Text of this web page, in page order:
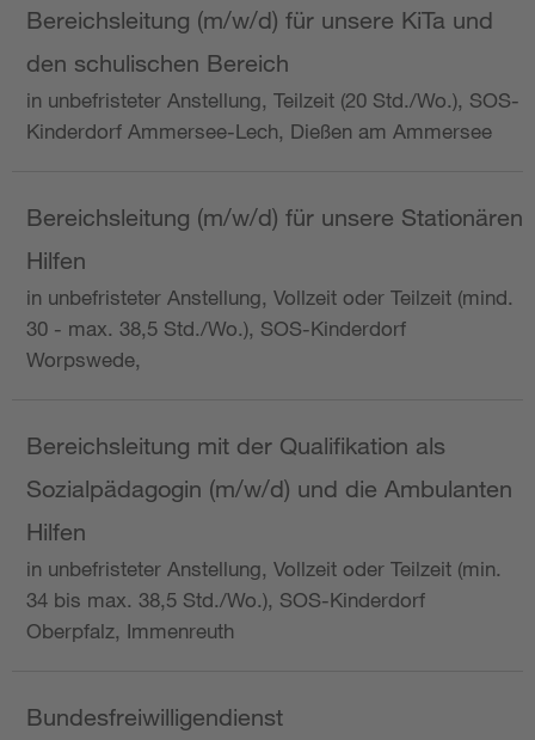
Bereichsleitung (m/w/d) für unsere KiTa und
den schulischen Bereich
in unbefristeter Anstellung, Teilzeit (20 Std./Wo.), SOS-
Kinderdorf Ammersee-Lech, Dießen am Ammersee
Bereichsleitung (m/w/d) für unsere Stationären
Hilfen
in unbefristeter Anstellung, Vollzeit oder Teilzeit (mind.
30 - max. 38,5 Std./Wo.), SOS-Kinderdorf
Worpswede,
Bereichsleitung mit der Qualifikation als
Sozialpädagogin (m/w/d) und die Ambulanten
Hilfen
in unbefristeter Anstellung, Vollzeit oder Teilzeit (min.
34 bis max. 38,5 Std./Wo.), SOS-Kinderdorf
Oberpfalz, Immenreuth
Bundesfreiwilligendienst